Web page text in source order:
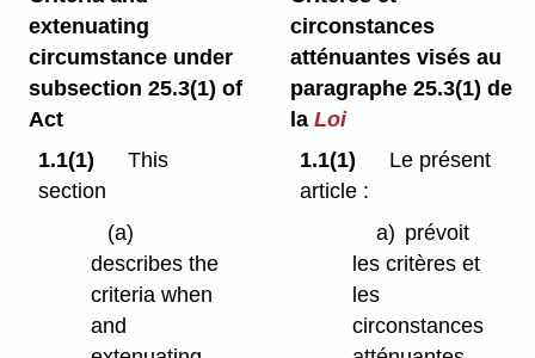
extenuating
circumstance under
subsection 25.3(1) of
Act
1.1(1)
This
section
(a)
describes the
criteria when
and
circonstances
atténuantes visés au
paragraphe 25.3(1) de
la Loi
1.1(1)
Le présent
article :
a) prévoit
les critères et
les
circonstances